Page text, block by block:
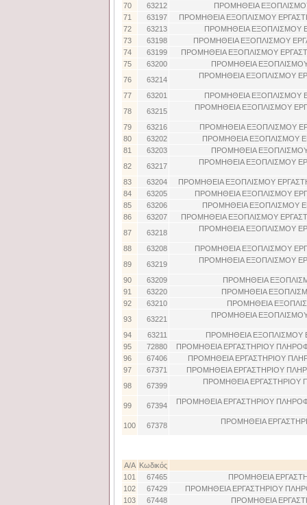
70 63212
ΠΡΟΜΗΘΕΙΑ
71
63197
ΠΡΟΜΗΘΕΙΑ ΕΞΟΠΛΙΣΜΟΥ
72
63213
ΠΡΟΜΗΘΕΙΑ ΕΞΟΠΛΙΣΜΟΥ
73
63198
ΠΡΟΜΗΘΕΙΑ ΕΞΟΠΛΙΣΜΟΥ
74
63199
ΠΡΟΜΗΘΕΙΑ ΕΞΟΠΛΙΣΜΟΥ
75
63200
ΠΡΟΜΗΘΕΙΑ
76
63214 ΠΡΟΜΗΘΕΙΑ ΕΞΟΠΛΙΣΜΟΥ
77 63201
ΠΡΟΜΗΘΕΙΑ ΕΞΟΠΛΙΣΜΟΥ
78
63215 ΠΡΟΜΗΘΕΙΑ ΕΞΟΠΛΙΣΜΟΥ
79 63216
ΠΡΟΜΗΘΕΙΑ ΕΞΟΠΛΙΣΜΟΥ
80
63202
ΠΡΟΜΗΘΕΙΑ ΕΞΟΠΛΙΣΜΟΥ
81
63203
ΠΡΟΜΗΘΕΙΑ
82
63217 ΠΡΟΜΗΘΕΙΑ ΕΞΟΠΛΙΣΜΟΥ
83 63204
ΠΡΟΜΗΘΕΙΑ ΕΞΟΠΛΙΣΜΟΥ
84
63205
ΠΡΟΜΗΘΕΙΑ ΕΞΟΠΛΙΣΜΟΥ
85
63206
ΠΡΟΜΗΘΕΙΑ ΕΞΟΠΛΙΣΜΟΥ
86
63207
ΠΡΟΜΗΘΕΙΑ ΕΞΟΠΛΙΣΜΟΥ
87
63218 ΠΡΟΜΗΘΕΙΑ ΕΞΟΠΛΙΣΜΟΥ
88 63208
ΠΡΟΜΗΘΕΙΑ ΕΞΟΠΛΙΣΜΟΥ
89
63219 ΠΡΟΜΗΘΕΙΑ ΕΞΟΠΛΙΣΜΟΥ
90 63209
ΠΡΟΜΗΘΕΙΑ
91
63220
ΠΡΟΜΗΘΕΙΑ
92
63210
ΠΡΟΜΗΘΕΙΑ
93
63221 ΠΡΟΜΗΘΕΙΑ
94 63211
ΠΡΟΜΗΘΕΙΑ ΕΞΟΠΛΙΣΜΟΥ
95
72880
ΠΡΟΜΗΘΕΙΑ ΕΡΓΑΣΤΗΡΙΟΥ
96
67406
ΠΡΟΜΗΘΕΙΑ ΕΡΓΑΣΤΗΡΙΟΥ
97
67371
ΠΡΟΜΗΘΕΙΑ ΕΡΓΑΣΤΗΡΙΟΥ
98
67399 ΠΡΟΜΗΘΕΙΑ ΕΡΓΑΣΤΗΡΙΟΥ
99 67394 ΠΡΟΜΗΘΕΙΑ ΕΡΓΑΣΤΗΡΙΟΥ
100 67378 ΠΡΟΜΗΘΕΙΑ
Α/Α Κωδικός
101
67465
ΠΡΟΜΗΘΕΙΑ
102
67429
ΠΡΟΜΗΘΕΙΑ ΕΡΓΑΣΤΗΡΙΟΥ
103
67448
ΠΡΟΜΗΘΕΙΑ